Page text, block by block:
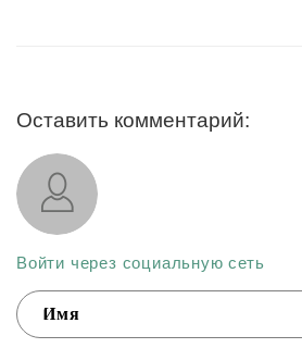
Оставить комментарий:
Войти через социальную сеть